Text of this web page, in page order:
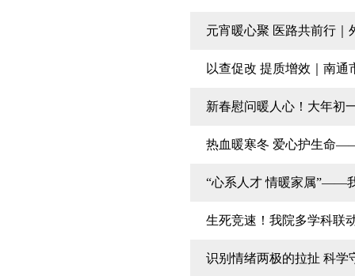
元宵暖心聚 医路共前行｜
以查促改 提质增效｜南
新春慰问暖人心！大年初
热血暖寒冬 爱心护生命
“心系人才 情暖家属”——
生死竞速！我院多学科联
识别情绪两极的拉扯 科